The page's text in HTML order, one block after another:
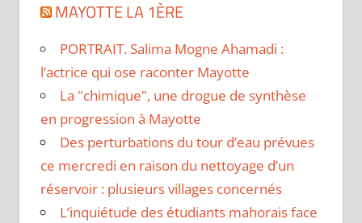
MAYOTTE LA 1ÈRE
PORTRAIT. Salima Mogne Ahamadi :
l’actrice qui ose raconter Mayotte
La "chimique", une drogue de synthèse
en progression à Mayotte
Des perturbations du tour d’eau prévues
ce mercredi en raison du nettoyage d’un
réservoir : plusieurs villages concernés
L’inquiétude des étudiants mahorais face